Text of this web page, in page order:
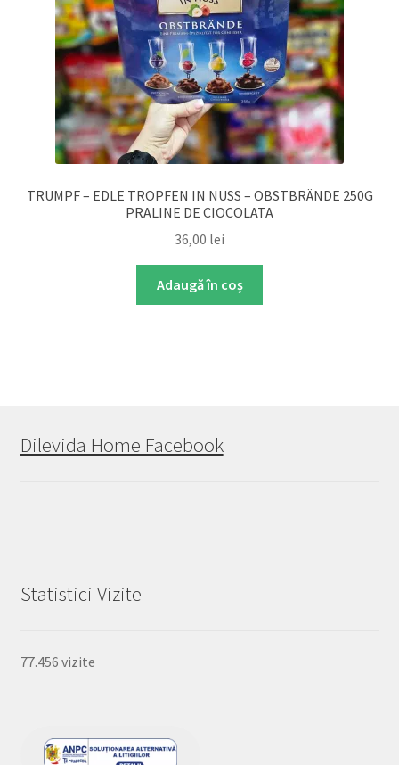
TRUMPF – EDLE TROPFEN IN NUSS – OBSTBRÄNDE 250G
PRALINE DE CIOCOLATA
36,00 lei
Adaugă în coș
Dilevida Home Facebook
Statistici Vizite
77.456 vizite